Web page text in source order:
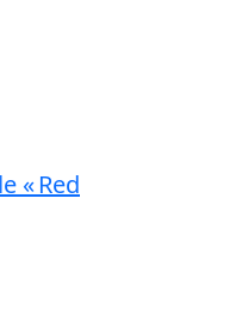
« Red